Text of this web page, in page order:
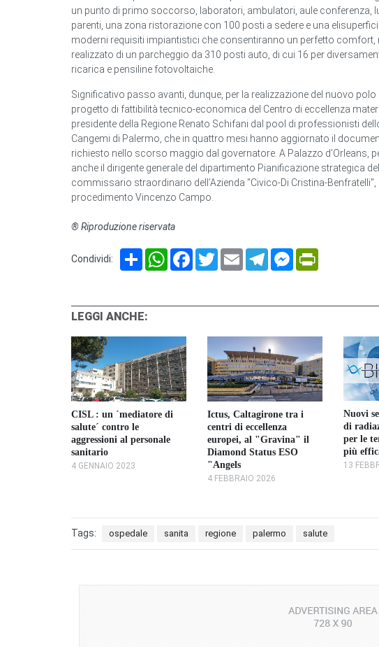
un punto di primo soccorso, laboratori, ambulatori, aule conferenza,
parenti, una zona ristorazione con 100 posti a sedere e una
moderni requisiti impiantistici che consentiranno un perfetto comfort,
realizzato di un parcheggio da 310 posti auto, di cui 16 per
ricarica e pensiline fotovoltaiche.
Significativo passo avanti, dunque, per la realizzazione del nuovo
progetto di fattibilità tecnico-economica del Centro di eccellenza
presidente della Regione Renato Schifani dal pool di professionisti
Cangemi di Palermo, che in quattro mesi hanno aggiornato il
richiesto nello scorso maggio dal governatore. A Palazzo d’Orleans,
anche il dirigente generale del dipartimento Pianificazione strategica
commissario straordinario dell’Azienda "Civico-Di Cristina-Benfratelli",
procedimento Vincenzo Campo.
® Riproduzione riservata
Condividi: Share WhatsAppFacebook
TwitterEmail TelegramMessenger
LEGGI ANCHE:
CISL : un ´mediatore di
salute´ contro le
aggressioni al personale
sanitario
4 GENNAIO 2023
Ictus, Caltagirone tra i
centri di eccellenza
europei, al "Gravina" il
Diamond Status ESO
"Angels
4 FEBBRAIO 2026
Nuovi
di
per le
più
13
Tags: ospedale sanita regione palermo salute